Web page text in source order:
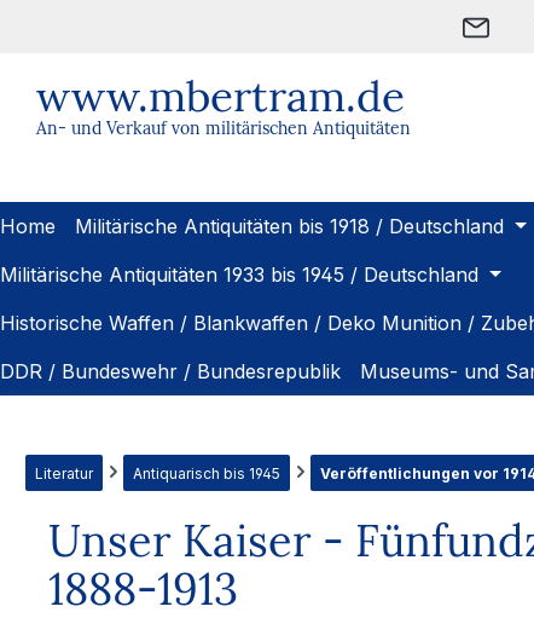
www.mbertram.de
An- und Verkauf von militärischen Antiquitäten
Home Militärische Antiquitäten bis 1918 / Deutschland
Militärische Antiquitäten 1933 bis 1945 / Deutschland
Historische Waffen / Blankwaffen / Deko Munition /
DDR / Bundeswehr / Bundesrepublik
Museums- und
Literatur Antiquarisch bis 1945 Veröffentlichungen vor
Unser Kaiser -
1888-1913